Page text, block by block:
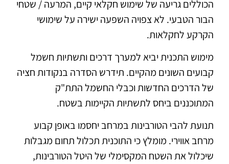
הכוללים גריעה של שימוש חקלאי קיים, המרעה / שטחי
הבור הטבעי. לא צפויה השפעה ישירה על שימושי
הקרקע לחקלאות.
מימוש התכנית יביא למערך דרכים ותשתיות חשמל
קבועים השונים מהקיים. תידרש הסדרה בנקודות חציה
של הדרכים החדשות וכבלי החשמל התת"ק
המתוכננים ביחס לתשתיות הקיימות בשטח.
תנועת להבי הטורבינות במרחב יחסמו באופן קבוע
מרחב אווירי. מומלץ כי התוכנית תכלול תחום מגבלות
שיכלול את השטח המקסימלי של היטל הטורבינות,